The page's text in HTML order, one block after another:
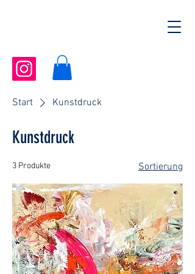
Start Kunstdruck
Kunstdruck
3 Produkte Sortierung